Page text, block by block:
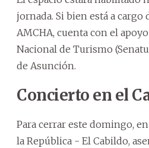
jornada. Si bien está a
AMCHA, cuenta con el
Nacional de Turismo
de Asunción.
Concierto en el
Para cerrar este domingo,
la República - El Cabildo,